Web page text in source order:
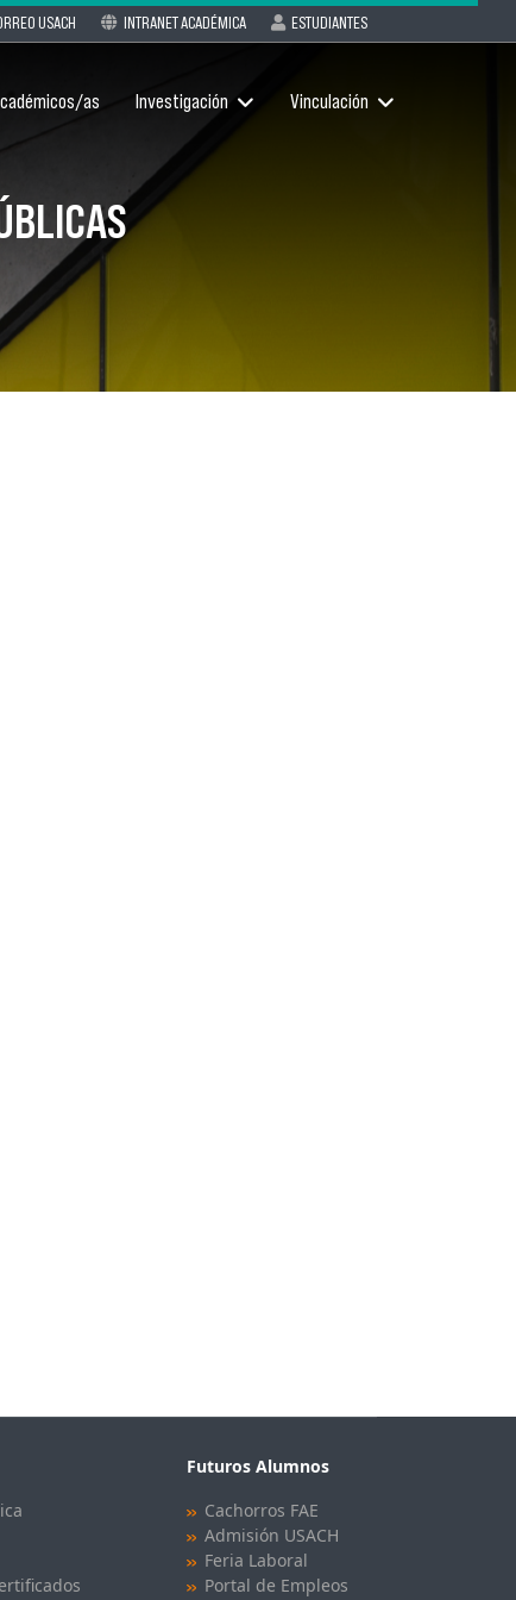
USACH INTRANET ACADÉMICA ESTUDIANTES
as Investigación Vinculación
Futuros Alumnos
Cachorros FAE
Admisión USACH
Feria Laboral
Portal de Empleos